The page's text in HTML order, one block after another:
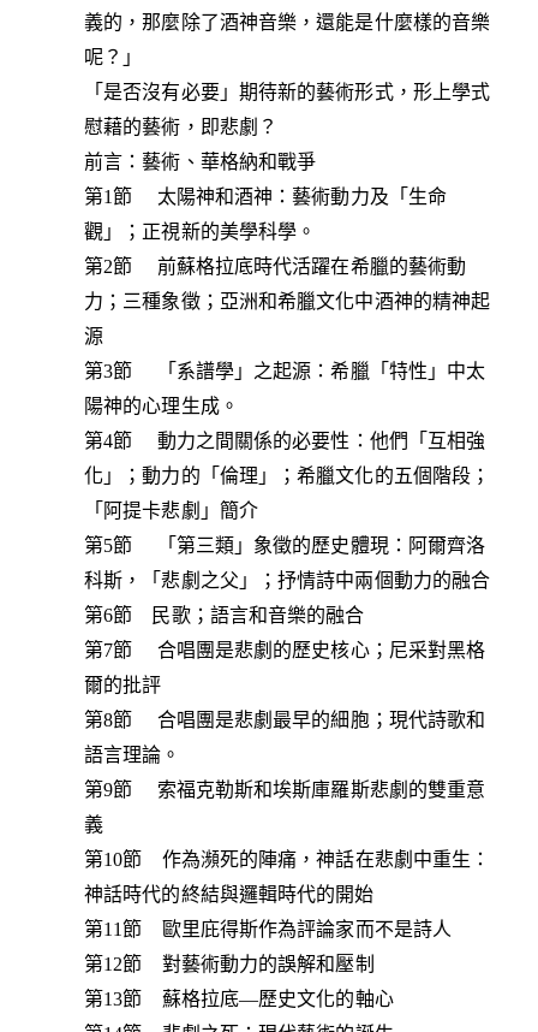
義的，那麼除了酒神音樂，還能是什麼樣的音樂
呢？」
「是否沒有必要」期待新的藝術形式，形上學式
慰藉的藝術，即悲劇？
前言：藝術、華格納和戰爭
第1節 太陽神和酒神：藝術動力及「生命
觀」；正視新的美學科學。
第2節 前蘇格拉底時代活躍在希臘的藝術動
力；三種象徵；亞洲和希臘文化中酒神的精神起
源
第3節 「系譜學」之起源：希臘「特性」中太
陽神的心理生成。
第4節 動力之間關係的必要性：他們「互相強
化」；動力的「倫理」；希臘文化的五個階段；
「阿提卡悲劇」簡介
第5節 「第三類」象徵的歷史體現：阿爾齊洛
科斯，「悲劇之父」；抒情詩中兩個動力的融合
第6節 民歌；語言和音樂的融合
第7節 合唱團是悲劇的歷史核心；尼采對黑格
爾的批評
第8節 合唱團是悲劇最早的細胞；現代詩歌和
語言理論。
第9節 索福克勒斯和埃斯庫羅斯悲劇的雙重意
義
第10節 作為瀕死的陣痛，神話在悲劇中重生：
神話時代的終結與邏輯時代的開始
第11節 歐里庇得斯作為評論家而不是詩人
第12節 對藝術動力的誤解和壓制
第13節 蘇格拉底—歷史文化的軸心